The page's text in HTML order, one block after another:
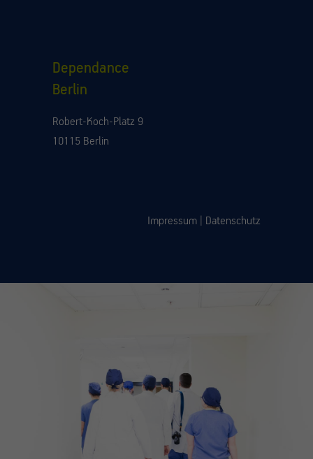
Dependance
Berlin
Robert-Koch-Platz 9
10115 Berlin
Impressum Datenschutz